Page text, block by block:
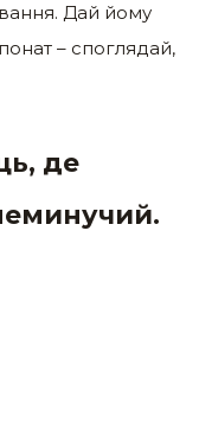
Дай йому
– споглядай,
де